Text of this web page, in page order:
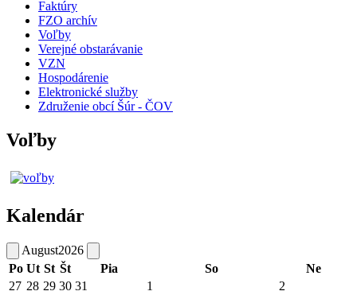
Faktúry
FZO archív
Voľby
Verejné obstarávanie
VZN
Hospodárenie
Elektronické služby
Združenie obcí Šúr - ČOV
Voľby
Kalendár
August2026
Po Ut St Št Pia So
Ne
27 28 29 30 31 1 2